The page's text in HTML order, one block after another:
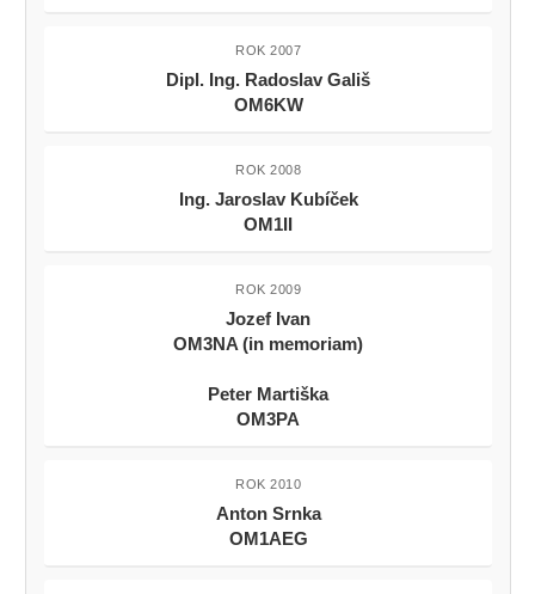
ROK 2007
Dipl. Ing. Radoslav Gališ
OM6KW
ROK 2008
Ing. Jaroslav Kubíček
OM1II
ROK 2009
Jozef Ivan
OM3NA (in memoriam)
Peter Martiška
OM3PA
ROK 2010
Anton Srnka
OM1AEG